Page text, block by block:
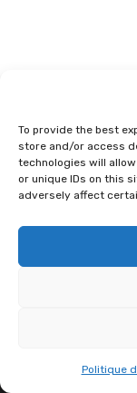
To provide the best
store and/or access
technologies will
or unique IDs on this
adversely affect
Politique
Quizz Manga et Jeux